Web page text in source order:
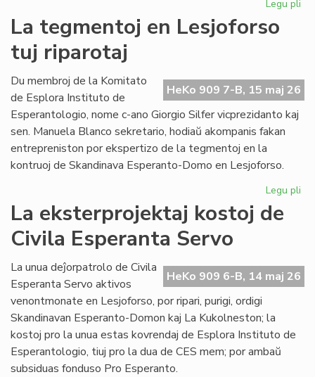
Legu pli
de
La tegmentoj en Lesjoforso
tuj riparotaj
HeKo 909 7-B, 15 maj 26
Du membroj de la Komitato
de Esplora Instituto de
Esperantologio, nome c-ano Giorgio Silfer vicprezidanto kaj
sen. Manuela Blanco sekretario, hodiaŭ akompanis fakan
entrepreniston por ekspertizo de la tegmentoj en la
kontruoj de Skandinava Esperanto-Domo en Lesjoforso.
Legu pli
tuj
La eksterprojektaj kostoj de
Civila Esperanta Servo
HeKo 909 6-B, 14 maj 26
La unua deĵorpatrolo de Civila
Esperanta Servo aktivos
venontmonate en Lesjoforso, por ripari, purigi, ordigi
Skandinavan Esperanto-Domon kaj La Kukolneston; la
kostoj pro la unua estas kovrendaj de Esplora Instituto de
Esperantologio, tiuj pro la dua de CES mem; por ambaŭ
subsiduas fonduso Pro Esperanto.